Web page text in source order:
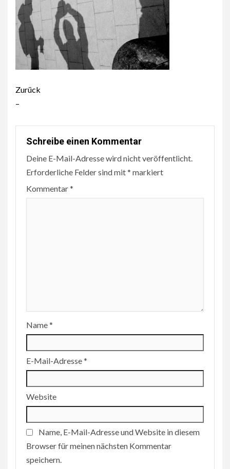
Beitragsnavigation
Zurück
–
Schreibe einen Kommentar
Deine E-Mail-Adresse wird nicht veröffentlicht.
Erforderliche Felder sind mit* markiert
Kommentar*
Name*
E-Mail-Adresse*
Website
Name, E-Mail-Adresse und Website in diesem
Browser für meinen nächsten Kommentar
speichern.